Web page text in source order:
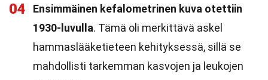
04
Ensimmäinen kefalometrinen kuva otettiin
1930-luvulla. Tämä oli merkittävä askel
hammaslääketieteen kehityksessä, sillä se
mahdollisti tarkemman kasvojen ja leukojen